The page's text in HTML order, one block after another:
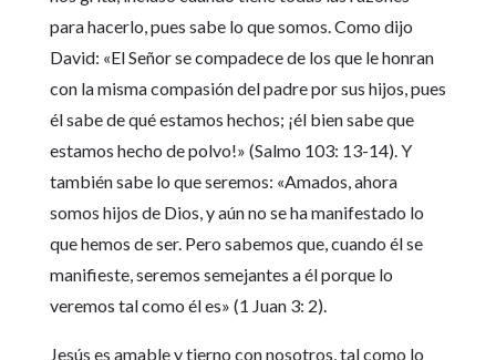
para hacerlo, pues sabe lo que somos. Como dijo
David: «El Señor se compadece de los que le honran
con la misma compasión del padre por sus hijos, pues
él sabe de qué estamos hechos; ¡él bien sabe que
estamos hecho de polvo!» (Salmo 103: 13-14). Y
también sabe lo que seremos: «Amados, ahora
somos hijos de Dios, y aún no se ha manifestado lo
que hemos de ser. Pero sabemos que, cuando él se
manifieste, seremos semejantes a él porque lo
veremos tal como él es» (1 Juan 3: 2).
Jesús es amable y tierno con nosotros, tal como lo